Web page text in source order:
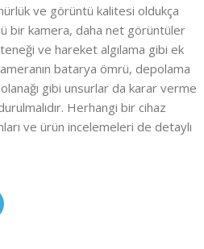
ve görüntü kalitesi oldukça
bir kamera, daha net görüntüler
ve hareket algılama gibi ek
batarya ömrü, depolama
gibi unsurlar da karar verme
Herhangi bir cihaz
ve ürün incelemeleri de detaylı